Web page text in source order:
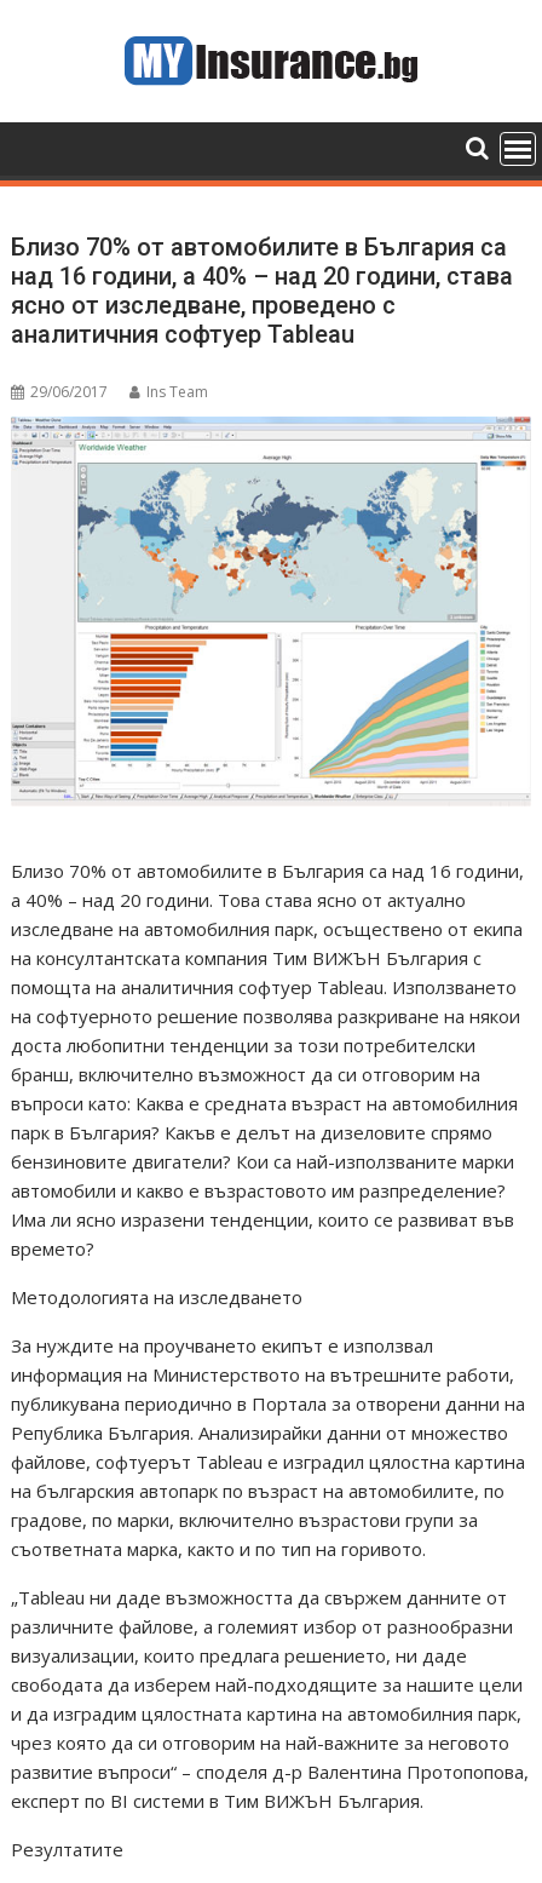
Близо 70% от автомобилите в България са
над 16 години, а 40% – над 20 години, става
ясно от изследване, проведено с
аналитичния софтуер Tableau
29/06/2017 Ins Team
Близо 70% от автомобилите в България са над 16 години,
а 40% – над 20 години. Това става ясно от актуално
изследване на автомобилния парк, осъществено от екипа
на консултантската компания Тим ВИЖЪН България с
помощта на аналитичния софтуер Tableau. Използването
на софтуерното решение позволява разкриване на някои
доста любопитни тенденции за този потребителски
бранш, включително възможност да си отговорим на
въпроси като: Каква е средната възраст на автомобилния
парк в България? Какъв е делът на дизеловите спрямо
бензиновите двигатели? Кои са най-използваните марки
автомобили и какво е възрастовото им разпределение?
Има ли ясно изразени тенденции, които се развиват във
времето?
Методологията на изследването
За нуждите на проучването екипът е използвал
информация на Министерството на вътрешните работи,
публикувана периодично в Портала за отворени данни на
Република България. Анализирайки данни от множество
файлове, софтуерът Tableau е изградил цялостна картина
на българския автопарк по възраст на автомобилите, по
градове, по марки, включително възрастови групи за
съответната марка, както и по тип на горивото.
„Tableau ни даде възможността да свържем данните от
различните файлове, а големият избор от разнообразни
визуализации, които предлага решението, ни даде
свободата да изберем най-подходящите за нашите цели
и да изградим цялостната картина на автомобилния парк,
чрез която да си отговорим на най-важните за неговото
развитие въпроси“ – споделя д-р Валентина Протопопова,
експерт по BI системи в Тим ВИЖЪН България.
Резултатите